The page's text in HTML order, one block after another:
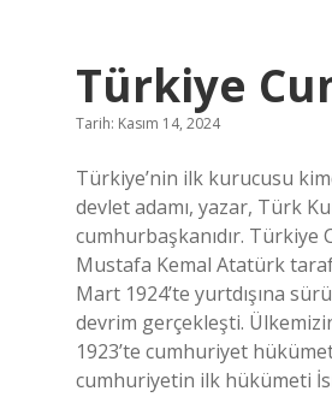
Türkiye
Tarih: Kasım 14, 2024
Türkiye’nin ilk kurucusu
devlet adamı, yazar, Türk
cumhurbaşkanıdır.
Mustafa Kemal Atatürk
Mart 1924’te yurtdışına
devrim gerçekleşti.
1923’te cumhuriyet
cumhuriyetin ilk hükümeti